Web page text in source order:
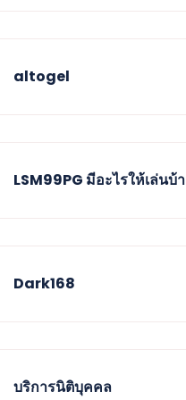
altogel
LSM99PG มีอะไรให้เล่นบ้
Dark168
บริการนิติบุคคล